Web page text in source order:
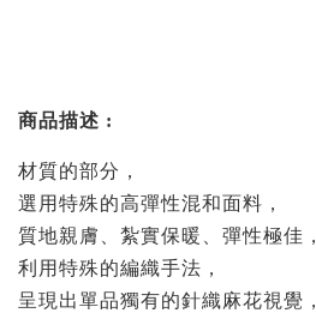
商品描述 :
材質的部分，
選用特殊的高彈性混和面料，
質地親膚、紮實保暖、彈性極佳，
利用特殊的編織手法，
呈現出單品獨有的針織麻花視覺，